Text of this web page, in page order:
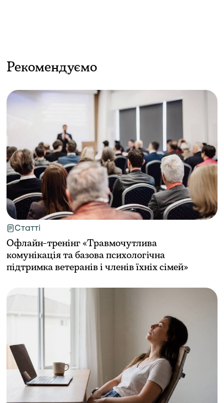
Рекомендуємо
Статті
Офлайн-тренінг «Травмочутлива
комунікація та базова психологічна
підтримка ветеранів і членів їхніх сімей»